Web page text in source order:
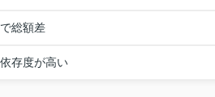
総額差
存度が高い